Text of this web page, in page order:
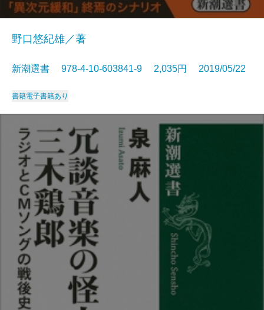
野口悠紀雄／著
新潮選書 978-4-10-603841-9 2,035円 2019/05/22
書籍電子書籍あり